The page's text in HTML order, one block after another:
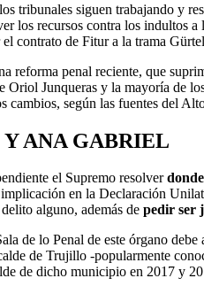
tribunales siguen trabajando y
los recursos contra los indultos
el contrato de Fitur a la trama
reforma penal reciente, que
Oriol Junqueras y la mayoría de
cambios, según las fuentes del
Y ANA GABRIEL
el Supremo resolver
en la Declaración
alguno, además de pedir ser
de lo Penal de este órgano
de Trujillo -popularmente
de dicho municipio en 2017 y